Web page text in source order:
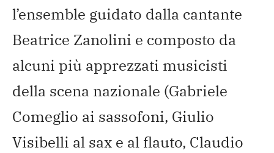
l’ensemble guidato dalla cantante
Beatrice Zanolini e composto da
alcuni più apprezzati musicisti
della scena nazionale (Gabriele
Comeglio ai sassofoni, Giulio
Visibelli al sax e al flauto, Claudio